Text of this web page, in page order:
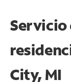
City, MI